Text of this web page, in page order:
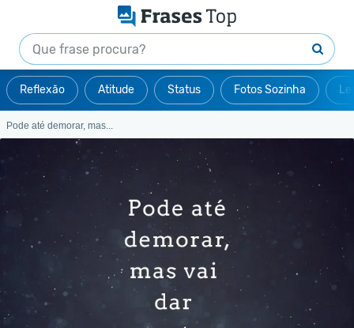
Reflexão Atitude Status Fotos Sozinha
Pode até demorar, mas...